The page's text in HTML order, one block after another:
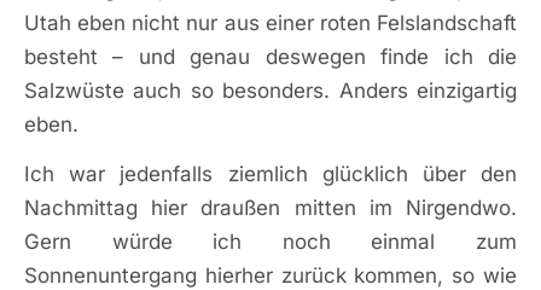
Utah eben nicht nur aus einer roten Felslandschaft
besteht – und genau deswegen finde ich die
Salzwüste auch so besonders. Anders einzigartig
eben.
Ich war jedenfalls ziemlich glücklich über den
Nachmittag hier draußen mitten im Nirgendwo.
Gern würde ich noch einmal zum
Sonnenuntergang hierher zurück kommen, so wie